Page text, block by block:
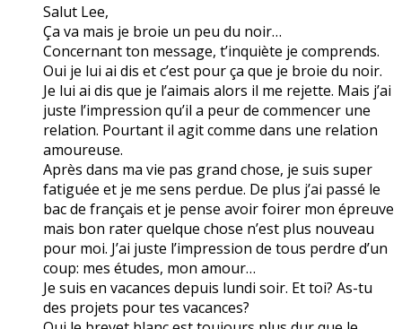
Salut Lee,
Ça va mais je broie un peu du noir…
Concernant ton message, t’inquiète je comprends.
Oui je lui ai dis et c’est pour ça que je broie du noir.
Je lui ai dis que je l’aimais alors il me rejette. Mais j’ai
juste l’impression qu’il a peur de commencer une
relation. Pourtant il agit comme dans une relation
amoureuse.
Après dans ma vie pas grand chose, je suis super
fatiguée et je me sens perdue. De plus j’ai passé le
bac de français et je pense avoir foirer mon épreuve
mais bon rater quelque chose n’est plus nouveau
pour moi. J’ai juste l’impression de tous perdre d’un
coup: mes études, mon amour…
Je suis en vacances depuis lundi soir. Et toi? As-tu
des projets pour tes vacances?